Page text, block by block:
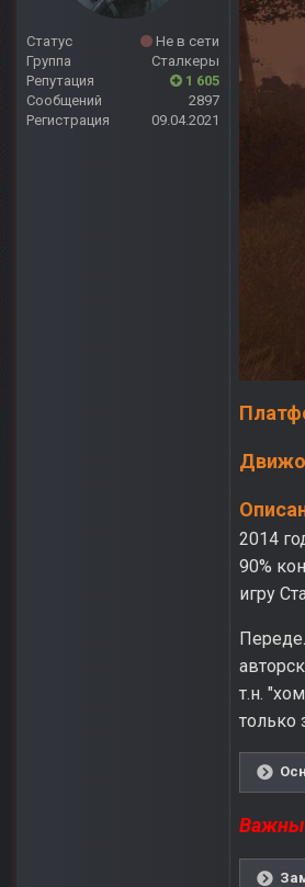
Статус
Не в сети
Группа
Сталкеры
Репутация
1 605
Сообщений
2897
Регистрация
09.04.2021
2014
90%
игру
т.н.
только